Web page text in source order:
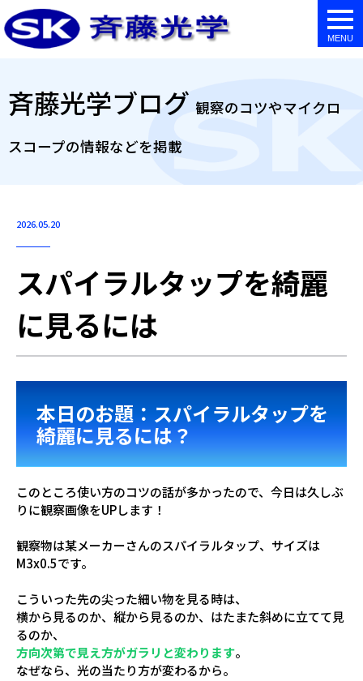
斉藤光学ブログ 観察のコツやマイクロ
スコープの情報などを掲載
2026.05.20
スパイラルタップを綺麗
に見るには
本日のお題：スパイラルタップを
綺麗に見るには？
このところ使い方のコツの話が多かったので、今日は久しぶ
りに観察画像をUPします！
観察物は某メーカーさんのスパイラルタップ、サイズは
M3x0.5です。
こういった先の尖った細い物を見る時は、
横から見るのか、縦から見るのか、はたまた斜めに立てて見
るのか、
方向次第で見え方がガラリと変わります。
なぜなら、光の当たり方が変わるから。